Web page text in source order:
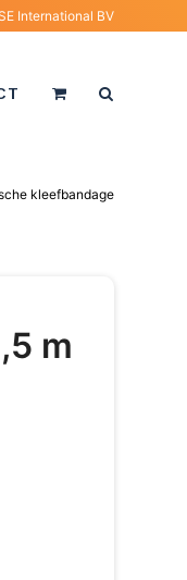
International BV
kleefbandage
m